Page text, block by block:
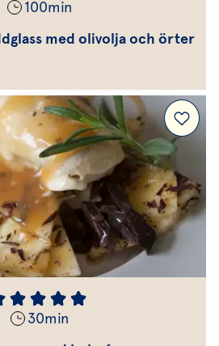
100min
med olivolja och örter
30min